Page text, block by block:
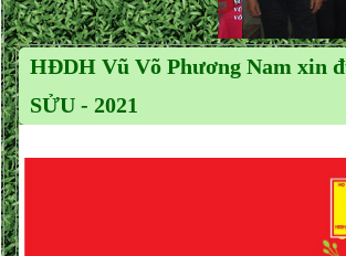
HĐDH Vũ Võ Phương Nam xin
SỬU - 2021